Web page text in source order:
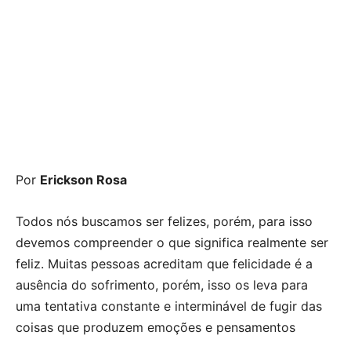
Por Erickson Rosa
Todos nós buscamos ser felizes, porém, para isso
devemos compreender o que significa realmente ser
feliz. Muitas pessoas acreditam que felicidade é a
ausência do sofrimento, porém, isso os leva para
uma tentativa constante e interminável de fugir das
coisas que produzem emoções e pensamentos